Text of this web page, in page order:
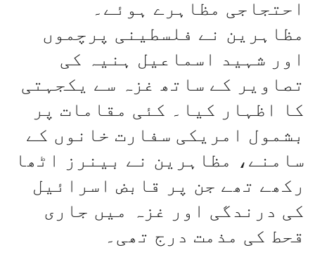
احتجاجی مظاہرے ہوئے۔
مظاہرین نے فلسطینی پرچموں
اور شہید اسماعیل ہنیہ کی
تصاویر کے ساتھ غزہ سے یکجہتی
کا اظہار کیا۔ کئی مقامات پر
بشمول امریکی سفارت خانوں کے
سامنے، مظاہرین نے بینرز اٹھا
رکھے تھے جن پر قابض اسرائیل
کی درندگی اور غزہ میں جاری
قحط کی مذمت درج تھی۔